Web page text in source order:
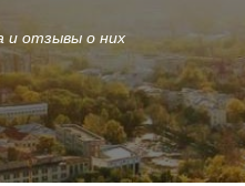
и отзывы о них